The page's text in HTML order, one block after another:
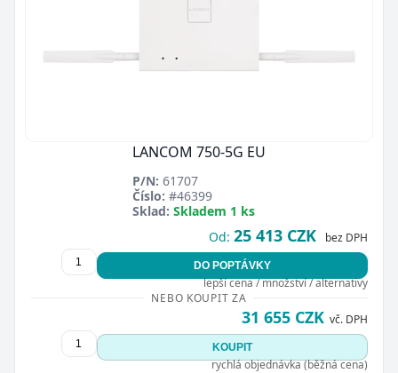
LANCOM 750-5G EU
P/N: 61707
Číslo: #46399
Sklad: Skladem 1 ks
Od: 25 413 CZK bez DPH
DO POPTÁVKY
lepší cena / množství / alternativy
NEBO KOUPIT ZA
31 655 CZK vč. DPH
KOUPIT
rychlá objednávka (běžná cena)